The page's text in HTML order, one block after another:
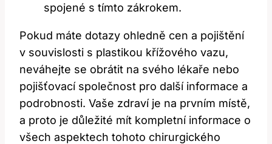
spojené s tímto zákrokem.
Pokud máte dotazy ohledně cen a pojištění
v souvislosti s plastikou křížového vazu,
neváhejte se obrátit na svého lékaře nebo
pojišťovací společnost pro další informace a
podrobnosti. Vaše zdraví je na prvním místě,
a proto je důležité mít kompletní informace o
všech aspektech tohoto chirurgického